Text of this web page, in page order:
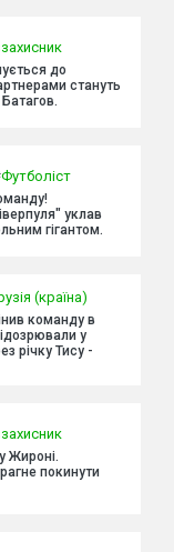
до
стануть
Футболіст
уклав
гігантом.
(країна)
команду в
у
річку Тису -
Жироні.
покинути